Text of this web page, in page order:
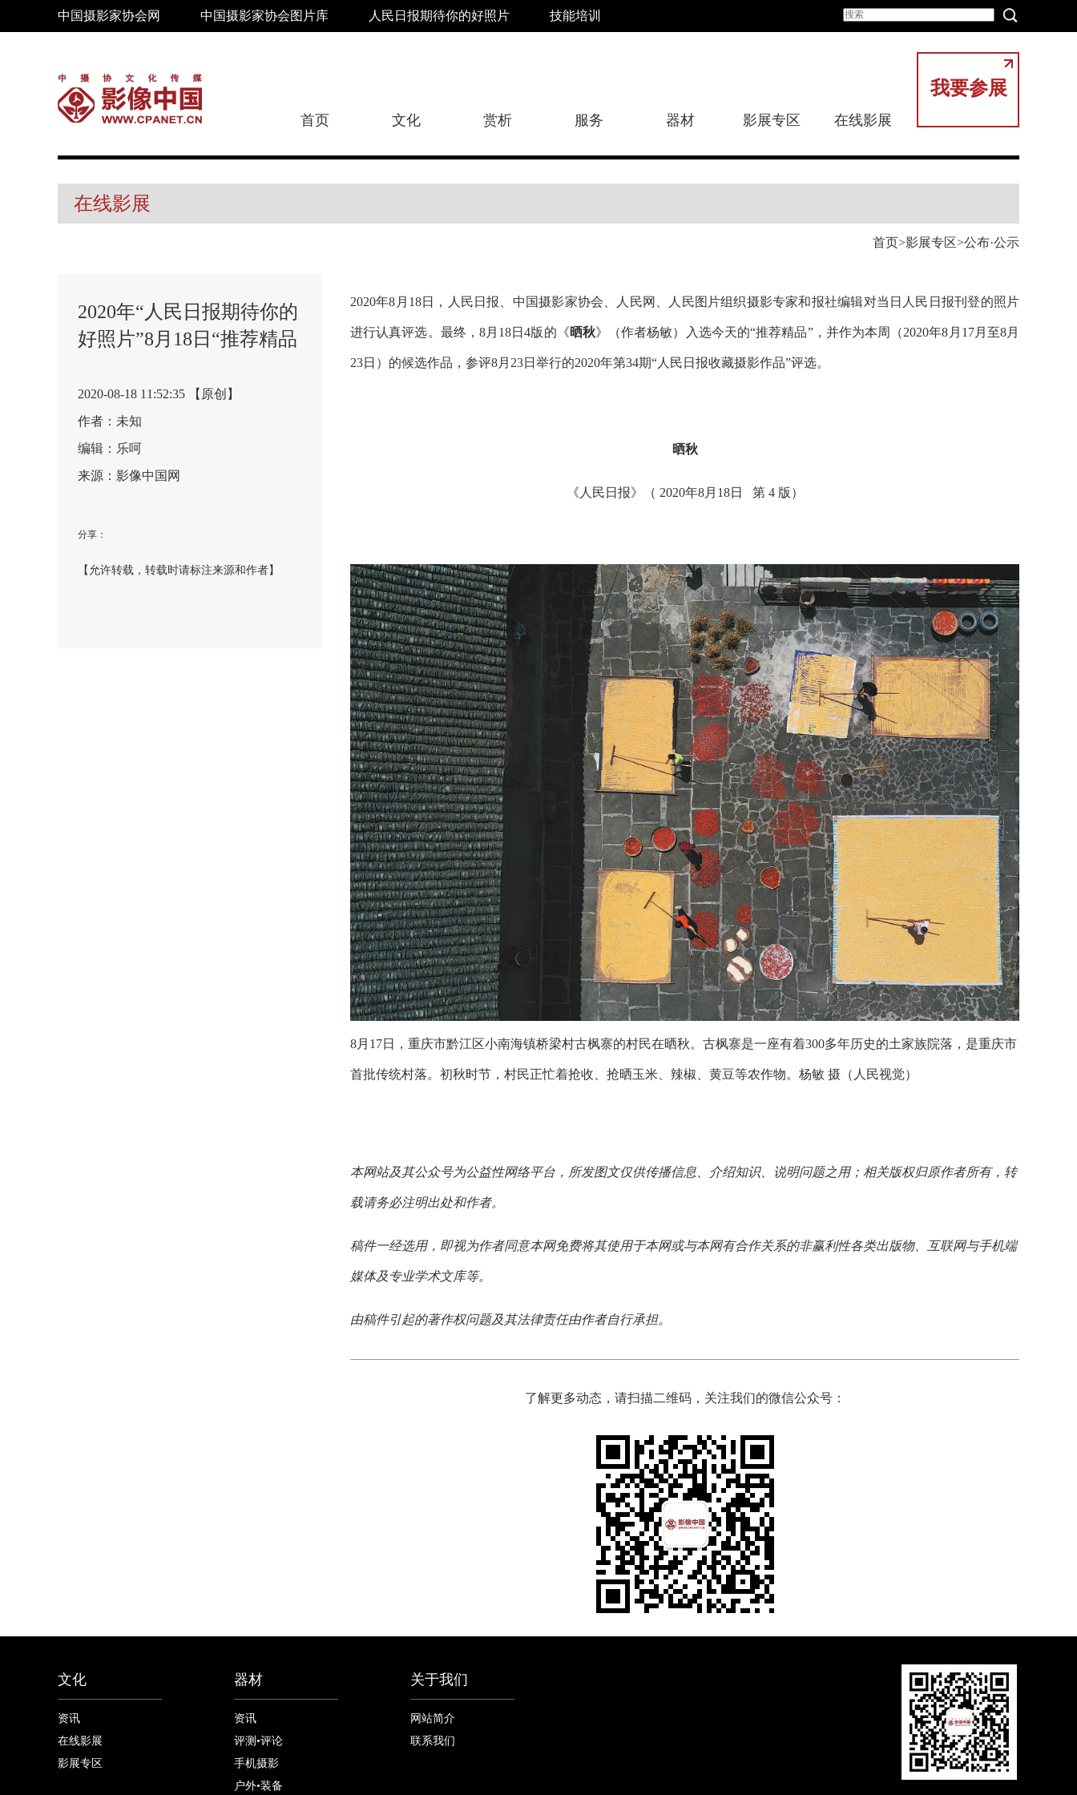
中国摄影家协会网 中国摄影家协会图片库 人民日报期待你的好照片 技能培训
我要参展
首页 文化 赏析 服务 器材 影展专区 在线影展
在线影展
首页 影展专区 公布·公示
2020年“人民日报期待你的
好照片”8月18日“推荐精品
2020-08-18 11:52:35 【原创】
作者：未知
编辑：乐呵
来源：影像中国网
分享：
【允许转载，转载时请标注来源和作者】
2020年8月18日，人民日报、中国摄影家协会、人民网、人民图片组织摄影专家和报社编辑对当日人民日报刊登的照片
进行认真评选。最终，8月18日4版的《晒秋》（作者杨敏）入选今天的“推荐精品”，并作为本周（2020年8月17月至8月
23日）的候选作品，参评8月 23日举行的2020年第34期“人民日报收藏摄影作品”评选。
晒秋
《人民日报》（ 2020年8月18日 第 4 版）
8月17日，重庆市黔江区小南海镇桥梁村古枫寨的村民在晒秋。古枫寨是一座有着300多年历史的土家族院落，是重庆市
首批传统村落。初秋时节，村民正忙着抢收、抢晒玉米、辣椒、黄豆等农作物。杨敏 摄（人民视觉）
本网站及其公众号为公益性网络平台，所发图文仅供传播信息、介绍知识、说明问题之用；相关版权归原作者所有，转
载请务必注明出处和作者。
稿件一经选用，即视为作者同意本网免费将其使用于本网或与本网有合作关系的非赢利性各类出版物、互联网与手机端
媒体及专业学术文库等。
由稿件引起的著作权问题及其法律责任由作者自行承担。
了解更多动态，请扫描二维码，关注我们的微信公众号：
文化
资讯
在线影展
影展专区
器材
资讯
评测•评论
手机摄影
户外•装备
关于我们
网站简介
联系我们